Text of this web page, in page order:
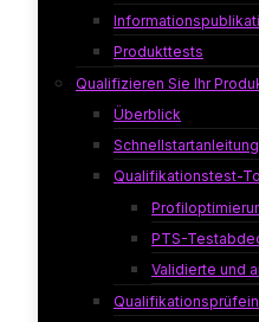
Produkttests
Qualifizieren Sie Ihr
Überblick
Qualifikationstest-
PTS-
Validierte und